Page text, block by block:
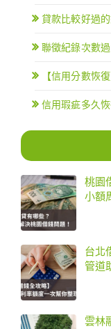
貸款比較好過
聯徵紀錄次數
【信用分數恢
信用瑕疵多久
桃園
小額
台北
管道
雲林